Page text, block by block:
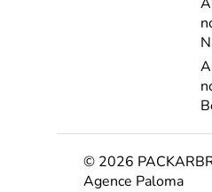
© 2026
Agence Paloma